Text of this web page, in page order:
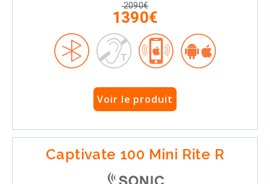
2090€
1390€
Voir le produit
Captivate 100 Mini Rite R